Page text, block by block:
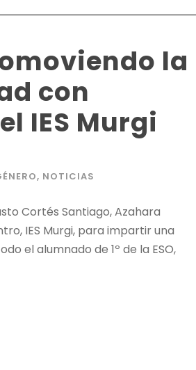
la
con
IES Murgi
, NOTICIAS
Cortés Santiago, Azahara
IES Murgi, para impartir una
el alumnado de 1º de la ESO,